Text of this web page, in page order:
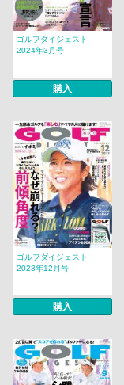
ゴルフダイジェスト
2024年3月号
購入
ゴルフダイジェスト
2023年12月号
購入